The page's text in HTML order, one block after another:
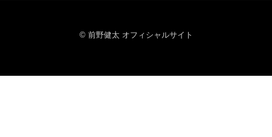
© 前野健太 オフィシャルサイト